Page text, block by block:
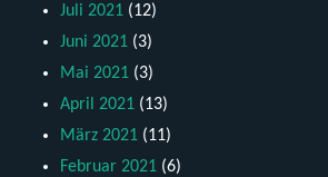
Juli 2021 (12)
Juni 2021 (3)
Mai 2021 (3)
April 2021 (13)
März 2021 (11)
Februar 2021 (6)